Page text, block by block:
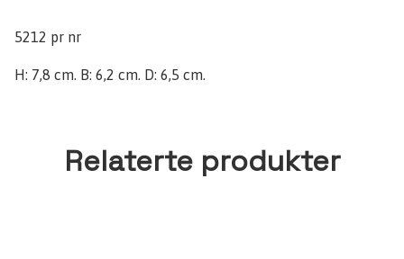
5212 pr nr
H: 7,8 cm. B: 6,2 cm. D: 6,5 cm.
Relaterte produkter